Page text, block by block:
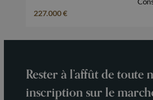
227.000 €
Rester à l’affût de toute
inscription sur le